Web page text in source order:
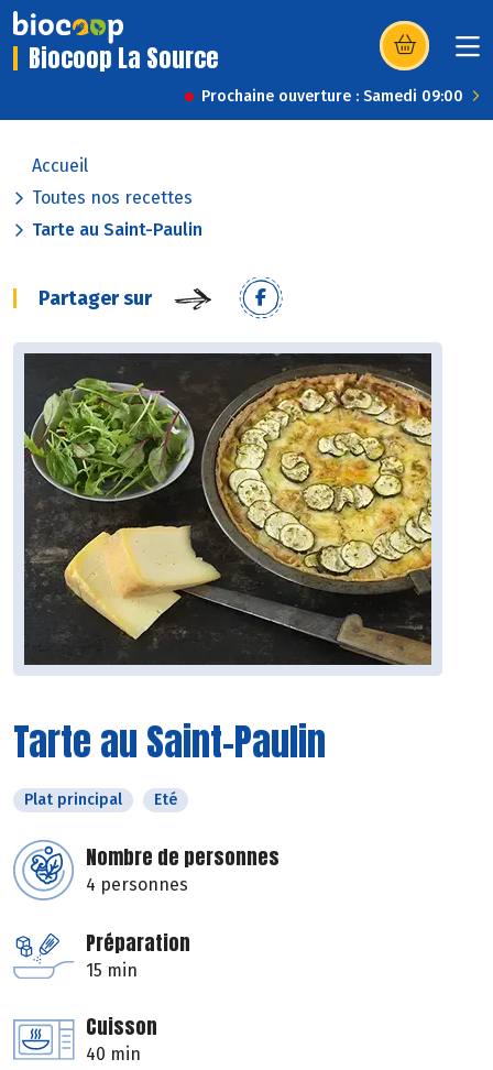
Biocoop La Source (s’ouvre dans
Prochaine ouverture : Samedi 09:00
Accueil
Toutes nos recettes
Tarte au Saint-Paulin
Partager sur
Tarte au Saint-Paulin
Plat principal Eté
Nombre de personnes
4 personnes
Préparation
15 min
Cuisson
40 min